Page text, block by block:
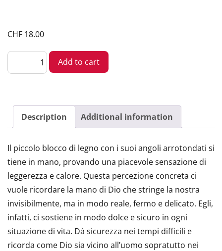
CHF 18.00
Crocifisso
stringere
Königsmünster
Add to cart
Description Additional information
Il piccolo blocco di legno con i suoi angoli arrotondati si
tiene in mano, provando una piacevole sensazione di
leggerezza e calore. Questa percezione concreta ci
vuole ricordare la mano di Dio che stringe la nostra
invisibilmente, ma in modo reale, fermo e delicato. Egli,
infatti, ci sostiene in modo dolce e sicuro in ogni
situazione di vita. Dà sicurezza nei tempi difficili e
ricorda come Dio sia vicino all’uomo sopratutto nei